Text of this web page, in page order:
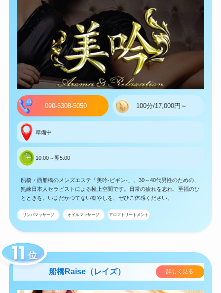
090-6308-5050 100分/17,000円～
準備中
10:00～翌5:00
船橋・西船橋のメンズエステ「美吟-ビギン-」。30～40代男性のための、
熟練日本人セラピストによる極上空間です。日常の疲れを忘れ、至福のひ
とときを。いまだかつてない癒やしを、ぜひご体感ください。
リンパマッサージ オイルマッサージ アロマトリートメント
位
船橋Raise（レイズ） 詳しく見る